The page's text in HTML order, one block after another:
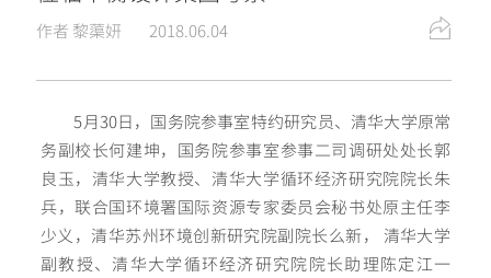
作者 黎蕖妍 2018.06.04
5月30日，国务院参事室特约研究员、清华大学原常
务副校长何建坤，国务院参事室参事二司调研处处长郭
良玉，清华大学教授、清华大学循环经济研究院院长朱
兵，联合国环境署国际资源专家委员会秘书处原主任李
少义，清华苏州环境创新研究院副院长么新， 清华大学
副教授、清华大学循环经济研究院院长助理陈定江一